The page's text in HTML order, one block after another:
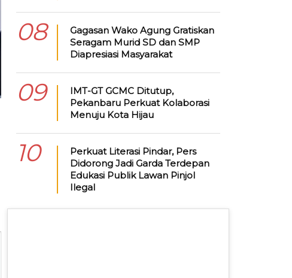
08
Gagasan Wako Agung Gratiskan
Seragam Murid SD dan SMP
Diapresiasi Masyarakat
09
IMT-GT GCMC Ditutup,
Pekanbaru Perkuat Kolaborasi
Menuju Kota Hijau
10
Perkuat Literasi Pindar, Pers
Didorong Jadi Garda Terdepan
Edukasi Publik Lawan Pinjol
Ilegal